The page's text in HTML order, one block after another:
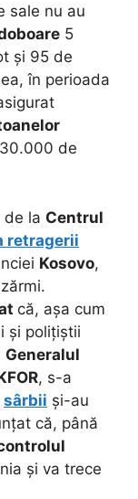
sale nu au
5
și 95 de
în perioada
de
de la Centrul
retragerii
Kosovo,
că, așa cum
și polițiștii
Generalul
, s-a
sârbii și-au
că, până
și va trece